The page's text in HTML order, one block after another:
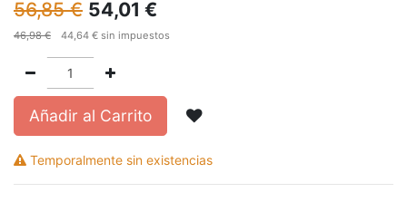
56,85€ 54,01 €
46,98€ 44,64 € sin impuestos
Añadir al Carrito
Temporalmente sin existencias